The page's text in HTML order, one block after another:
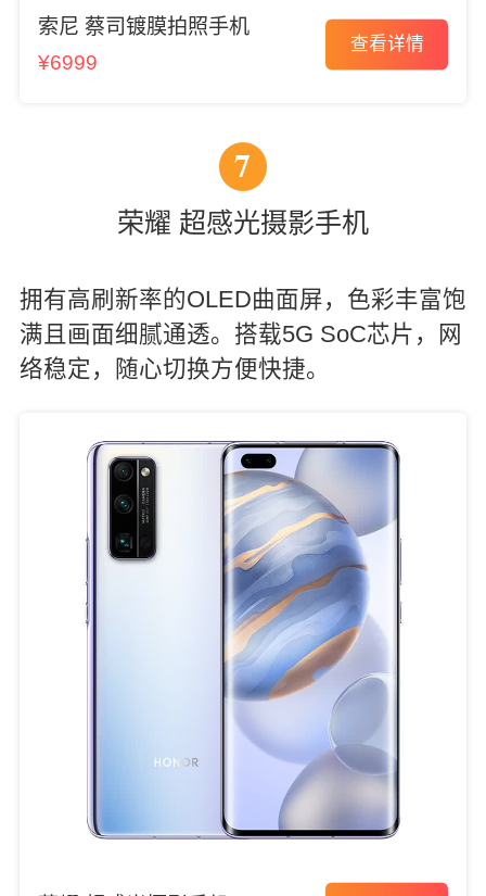
索尼 蔡司镀膜拍照手机
¥6999
查看详情
7
荣耀 超感光摄影手机
拥有高刷新率的OLED曲面屏，色彩丰富饱
满且画面细腻通透。搭载5G SoC芯片，网
络稳定，随心切换方便快捷。